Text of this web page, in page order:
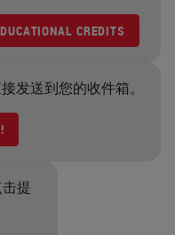
CREDITS
发送到您的收件箱。
提